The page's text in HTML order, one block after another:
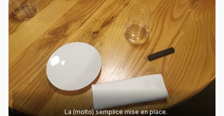
La (molto) semplice mise en place.